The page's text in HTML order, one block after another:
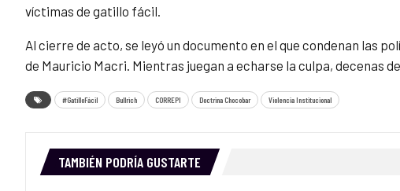
víctimas de gatillo fácil.
Al cierre de acto, se leyó un documento en el que condenan las
de Mauricio Macri. Mientras juegan a echarse la culpa, decenas
#GatilloFácil Bullrich CORREPI Doctrina Chocobar Violencia Institucional
TAMBIÉN PODRÍA GUSTARTE